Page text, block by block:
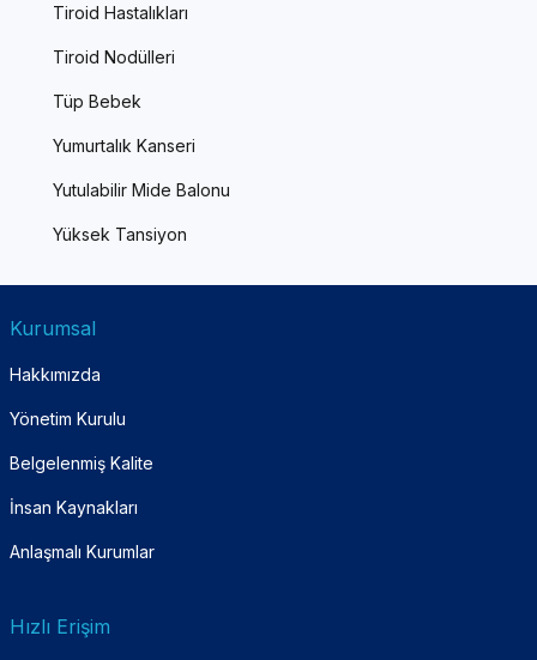
Tiroid Hastalıkları
Tiroid Nodülleri
Tüp Bebek
Yumurtalık Kanseri
Yutulabilir Mide Balonu
Yüksek Tansiyon
Kurumsal
Hakkımızda
Yönetim Kurulu
Belgelenmiş Kalite
İnsan Kaynakları
Anlaşmalı Kurumlar
Hızlı Erişim